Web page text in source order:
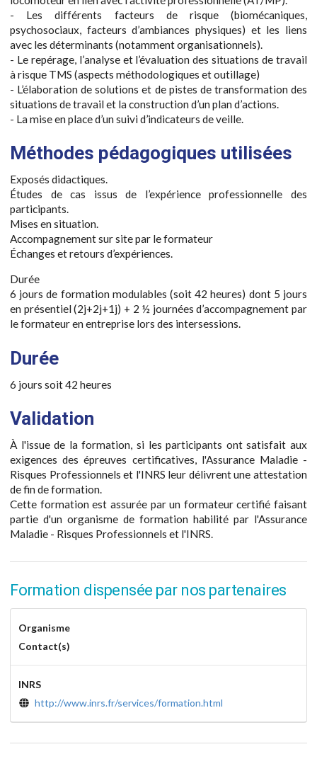
- Les différents facteurs de risque (biomécaniques,
psychosociaux, facteurs d’ambiances physiques) et les liens
avec les déterminants (notamment organisationnels).
- Le repérage, l’analyse et l’évaluation des situations de travail
à risque TMS (aspects méthodologiques et outillage)
- L’élaboration de solutions et de pistes de transformation des
situations de travail et la construction d’un plan d’actions.
- La mise en place d’un suivi d’indicateurs de veille.
Méthodes pédagogiques utilisées
Exposés didactiques.
Études de cas issus de l’expérience professionnelle des
participants.
Mises en situation.
Accompagnement sur site par le formateur
Échanges et retours d’expériences.
Durée
6 jours de formation modulables (soit 42 heures) dont 5 jours
en présentiel (2j+2j+1j) + 2 ½ journées d’accompagnement par
le formateur en entreprise lors des intersessions.
Durée
6 jours soit 42 heures
Validation
À l'issue de la formation, si les participants ont satisfait aux
exigences des épreuves certificatives, l'Assurance Maladie -
Risques Professionnels et l'INRS leur délivrent une attestation
de fin de formation.
Cette formation est assurée par un formateur certifié faisant
partie d'un organisme de formation habilité par l'Assurance
Maladie - Risques Professionnels et l'INRS.
Formation dispensée par nos partenaires
Organisme
Contact(s)
INRS
http://www.inrs.fr/services/formation.html